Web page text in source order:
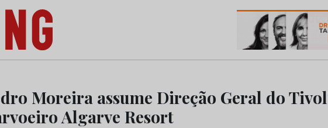
os negócios do Marketing e da Publicidade
Moreira assume Direção Geral do
Algarve Resort